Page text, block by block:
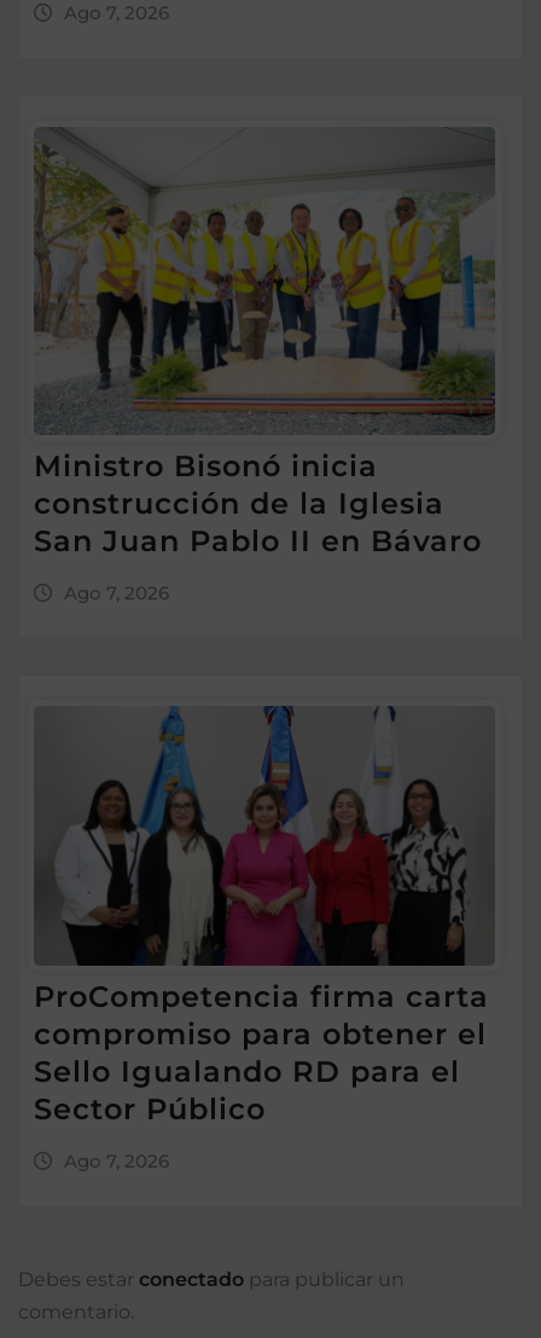
Ago 7, 2026
Ministro Bisonó inicia
construcción de la Iglesia
San Juan Pablo II en Bávaro
Ago 7, 2026
ProCompetencia firma carta
compromiso para obtener el
Sello Igualando RD para el
Sector Público
Ago 7, 2026
Debes estar conectado para publicar un
comentario.